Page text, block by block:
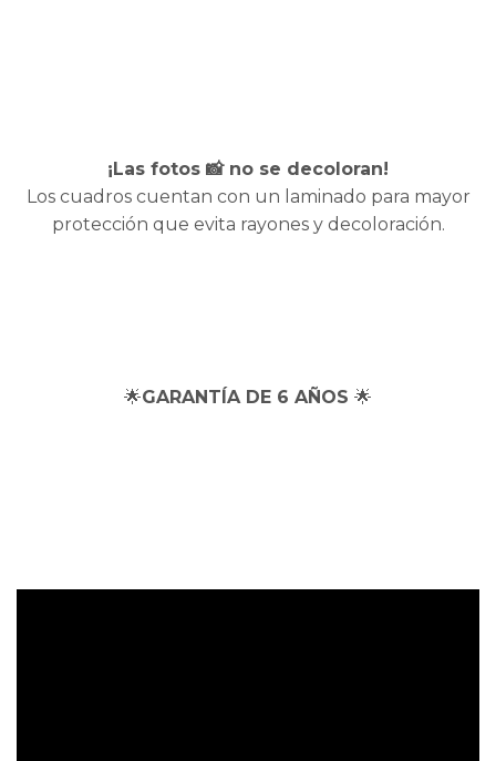
¡Las fotos 📸 no se decoloran!
Los cuadros cuentan con un laminado para mayor
protección que evita rayones y decoloración.
🌟GARANTÍA DE 6 AÑOS 🌟